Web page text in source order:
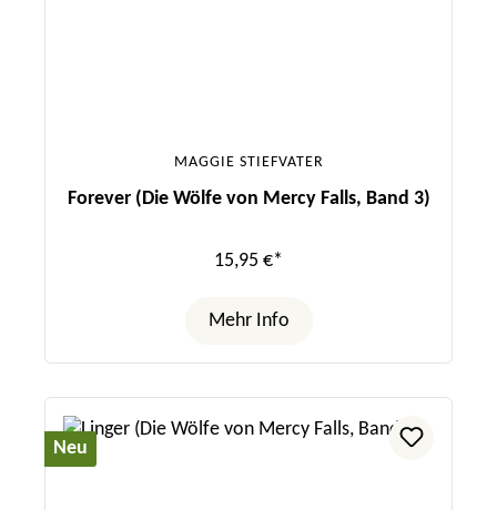
MAGGIE STIEFVATER
Forever (Die Wölfe von Mercy Falls, Band 3)
15,95 €*
Mehr Info
Neu